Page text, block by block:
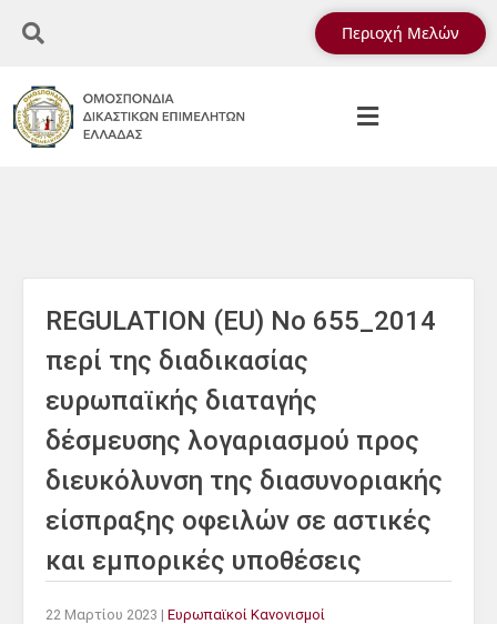
Περιοχή Μελών
REGULATION (EU) Νο 655_2014
περί της διαδικασίας
ευρωπαϊκής διαταγής
δέσμευσης λογαριασμού προς
διευκόλυνση της διασυνοριακής
είσπραξης οφειλών σε αστικές
και εμπορικές υποθέσεις
22 Μαρτίου 2023 | Ευρωπαϊκοί Κανονισμοί